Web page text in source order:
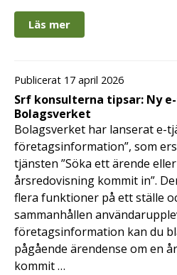
Läs mer
Publicerat 17 april 2026
Srf konsulterna tipsar: Ny
Bolagsverket
Bolagsverket har lanserat e-
företagsinformation”, som
tjänsten ”Söka ett ärende
årsredovisning kommit in”.
flera funktioner på ett ställe
sammanhållen
företagsinformation kan du
pågående ärendense om en
kommit …